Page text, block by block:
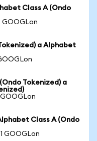
Class A (Ondo
GOOGLon
a Alphabet
(Ondo Tokenized) a
Class A (Ondo
GOOGLon